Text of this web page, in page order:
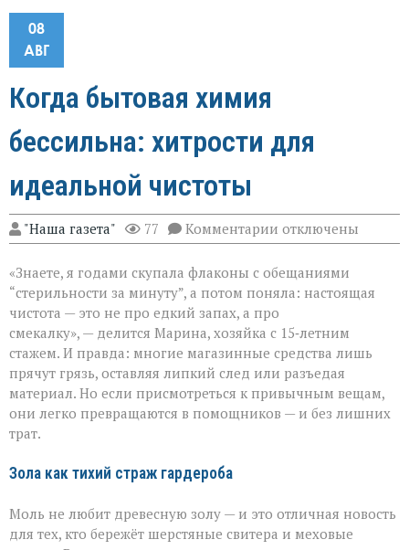
08
АВГ
Когда бытовая химия
бессильна: хитрости для
идеальной чистоты
"Наша газета" 77 Комментарии к
записи
бытовая
химия
хитрости
для
идеальной
чистоты
отключены
«Знаете, я годами скупала флаконы с обещаниями
“стерильности за минуту”, а потом поняла: настоящая
чистота — это не про едкий запах, а про
смекалку», — делится Марина, хозяйка с 15‑летним
стажем. И правда: многие магазинные средства лишь
прячут грязь, оставляя липкий след или разъедая
материал. Но если присмотреться к привычным вещам,
они легко превращаются в помощников — и без лишних
трат.
Зола как тихий страж гардероба
Моль не любит древесную золу — и это отличная новость
для тех, кто бережёт шерстяные свитера и меховые